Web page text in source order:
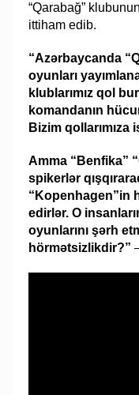
“Qarabağ”
ittiham edib.
“Azərbaycanda
oyunları
klublarımız qol
komandanın
Bizim qollarımıza
Amma “Benfika”
spikerlər
“Kopenhagen”in
edirlər. O
oyunlarını şərh
hörmətsizlikdir?”